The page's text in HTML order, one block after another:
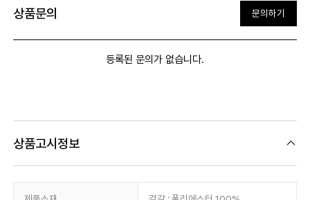
상품문의 문의하기
등록된 문의가 없습니다.
상품고시정보